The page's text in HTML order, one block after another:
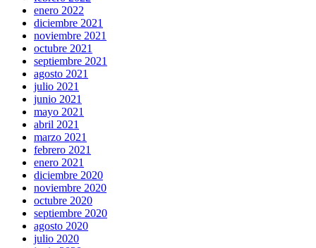
enero 2022
diciembre 2021
noviembre 2021
octubre 2021
septiembre 2021
agosto 2021
julio 2021
junio 2021
mayo 2021
abril 2021
marzo 2021
febrero 2021
enero 2021
diciembre 2020
noviembre 2020
octubre 2020
septiembre 2020
agosto 2020
julio 2020